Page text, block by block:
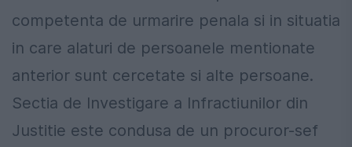
competenta de urmarire penala si in situatia
in care alaturi de persoanele mentionate
anterior sunt cercetate si alte persoane.
Sectia de Investigare a Infractiunilor din
Justitie este condusa de un procuror-sef